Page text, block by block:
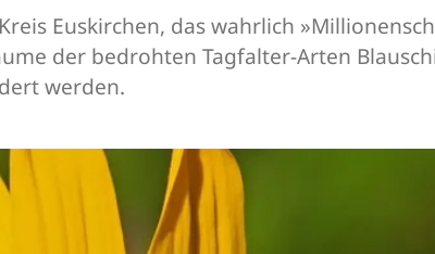
Euskirchen, das wahrlich
der bedrohten Tagfalter-Arten
werden.